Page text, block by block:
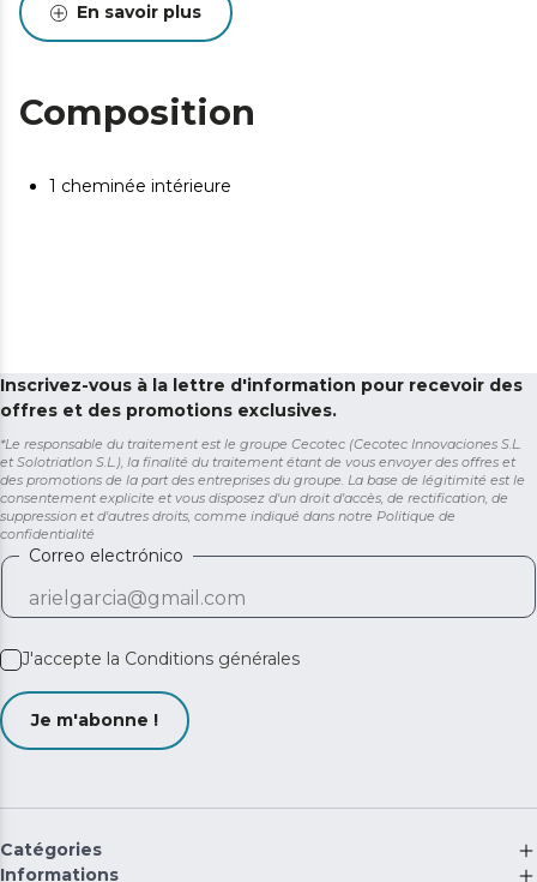
En savoir plus
Composition
1 cheminée intérieure
Inscrivez-vous à la lettre d'information pour recevoir des
offres et des promotions exclusives.
*Le responsable du traitement est le groupe Cecotec (Cecotec Innovaciones S.L.
et Solotriatlon S.L.), la finalité du traitement étant de vous envoyer des offres et
des promotions de la part des entreprises du groupe. La base de légitimité est le
consentement explicite et vous disposez d'un droit d'accès, de rectification, de
suppression et d'autres droits, comme indiqué dans notre Politique de
confidentialité
Correo electrónico
J'accepte la Conditions générales
Je m'abonne !
Catégories
Informations